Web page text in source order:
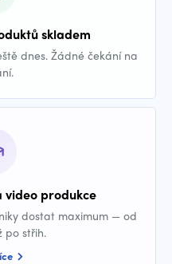
skladem
dnes. Žádné čekání na
video produkce
dostat maximum — od
po střih.